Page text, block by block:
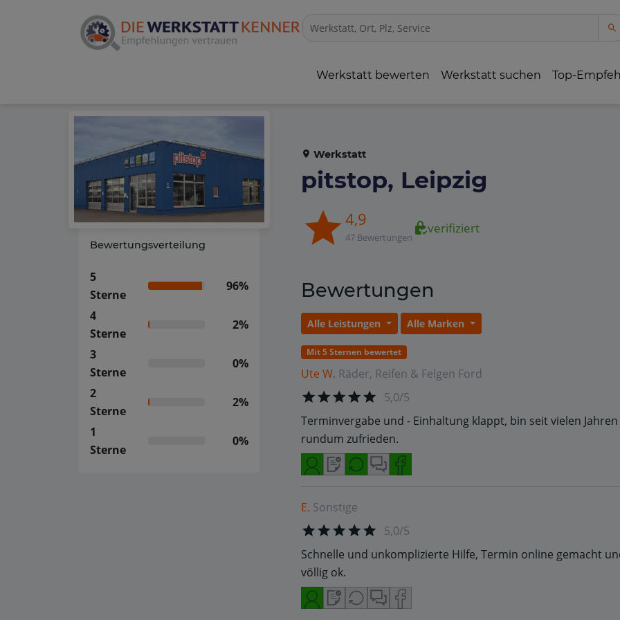
Werkstatt bewerten Werkstatt suchen Top-
Bewertungsverteilung
5
Sterne
96%
4
Sterne
2%
3
Sterne
0%
2
Sterne
2%
1
Sterne
0%
Werkstatt
pitstop, Leipzig
4,9
47 Bewertungen
verifiziert
Bewertungen
Alle Leistungen Alle Marken
Mit 5 Sternen bewertet
Ute W. Räder, Reifen & Felgen Ford
5,0/5
Terminvergabe und - Einhaltung klappt, bin seit vielen
rundum zufrieden.
E. Sonstige
5,0/5
Schnelle und unkomplizierte Hilfe, Termin online gemacht
völlig ok.